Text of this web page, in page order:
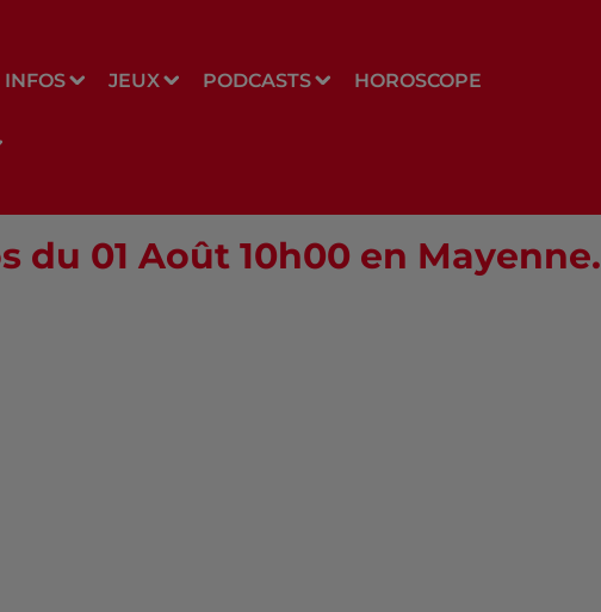
INFOS JEUX PODCASTS HOROSCOPE
du 01 Août 10h00 en Mayenne.